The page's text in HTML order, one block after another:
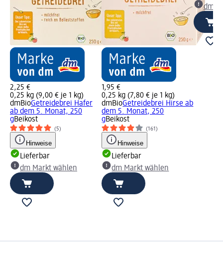
2,25 €
0,25 kg (9,00 € je 1 kg)
dmBioGetreidebrei Hafer
ab dem 5. Monat, 250
gBeikost
(5)
Hinweise
Lieferbar
dm Markt wählen
1,95 €
0,25 kg (7,80 € je 1 kg)
dmBioGetreidebrei Hirse ab
dem 5. Monat, 250
gBeikost
(161)
Hinweise
Lieferbar
dm Markt wählen
dm